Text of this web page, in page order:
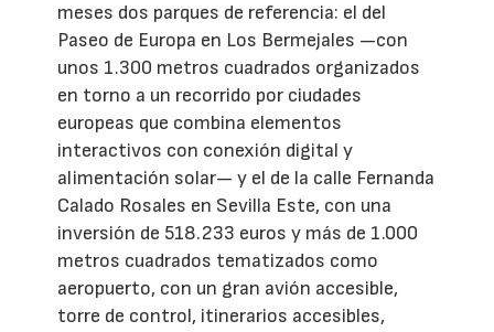
meses dos parques de referencia: el del
Paseo de Europa en Los Bermejales —con
unos 1.300 metros cuadrados organizados
en torno a un recorrido por ciudades
europeas que combina elementos
interactivos con conexión digital y
alimentación solar— y el de la calle Fernanda
Calado Rosales en Sevilla Este, con una
inversión de 518.233 euros y más de 1.000
metros cuadrados tematizados como
aeropuerto, con un gran avión accesible,
torre de control, itinerarios accesibles,